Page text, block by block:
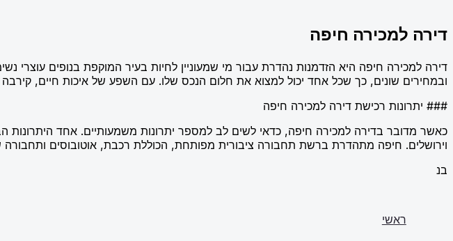
דירה למכירה חיפה
דירה למכירה חיפה היא הזדמנות נהדרת עבור מי שמעוניין לחיות בעיר המוקפת בנופים
ובמחירים שונים, כך שכל אחד יכול למצוא את חלום הנכס שלו. עם השפע של איכות חיים,
### יתרונות רכישת דירה למכירה חיפה
כאשר מדובר בדירה למכירה חיפה, כדאי לשים לב למספר יתרונות משמעותיים. אחד היתרונות
וירושלים. חיפה מתהדרת ברשת תחבורה ציבורית מפותחת, הכוללת רכבת, אוטובוסים ותחבורה
בנ
ראשי